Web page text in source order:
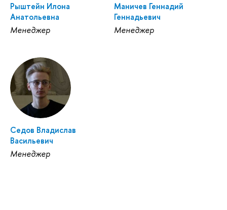
Рыштейн Илона
Анатольевна
Менеджер
Маничев Геннадий
Геннадьевич
Менеджер
Седов Владислав
Васильевич
Менеджер